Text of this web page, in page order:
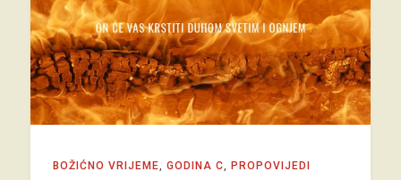
BOŽIĆNO VRIJEME, GODINA C, PROPOVIJEDI